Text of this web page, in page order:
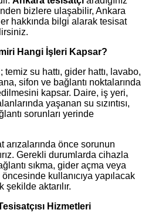
bizlere ulaşabilir, Ankara
hakkında bilgi alarak tesisat
Hangi İşleri Kapsar?
su hattı, gider hattı, lavabo,
sifon ve bağlantı noktalarında
kapsar. Daire, iş yeri,
yaşanan su sızıntısı,
sorunları yerinde
önce sorunun
Gerekli durumlarda cihazla
sıkma, gider açma veya
kullanıcıya yapılacak
şekilde aktarılır.
Hizmetleri